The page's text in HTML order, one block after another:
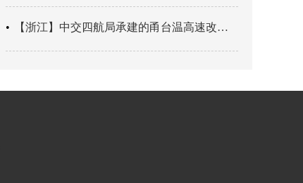
【浙江】中交四航局承建的甬台温高速改扩建工程台州南段TJ06标段恢复双向通行